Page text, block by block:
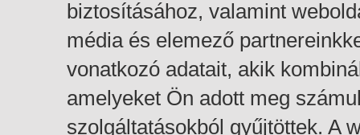
biztosításához, valamint
média és elemező
vonatkozó adatait, akik
amelyeket Ön adott meg
szolgáltatásokból gyűjtöttek. A